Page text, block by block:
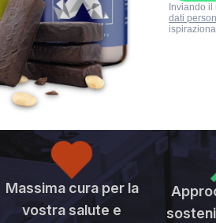
Prodotti di qualità
senza compromessi
Massima cura per la
vostra salute e
Inviando il
dati